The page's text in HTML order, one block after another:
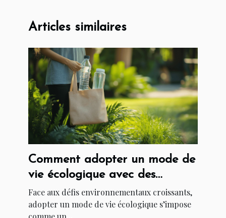
Articles similaires
Comment adopter un mode de
vie écologique avec des
astuces simples ?
Face aux défis environnementaux croissants,
adopter un mode de vie écologique s’impose